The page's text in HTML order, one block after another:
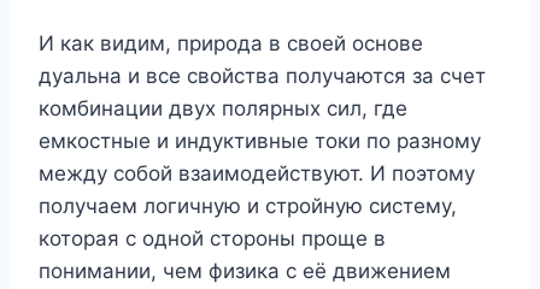
И как видим, природа в своей основе
дуальна и все свойства получаются за счет
комбинации двух полярных сил, где
емкостные и индуктивные токи по разному
между собой взаимодействуют. И поэтому
получаем логичную и стройную систему,
которая с одной стороны проще в
понимании, чем физика с её движением